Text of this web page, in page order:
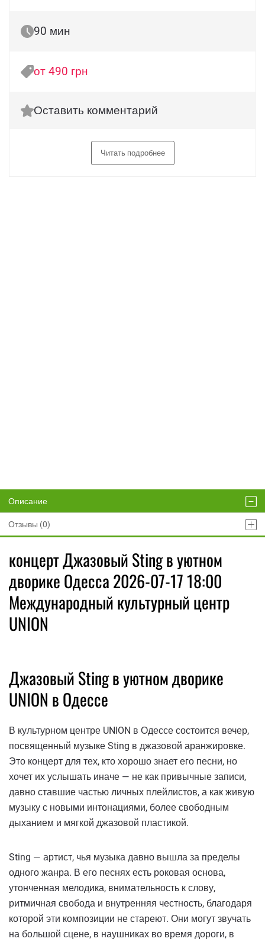
90 мин
от 490 грн
Оставить комментарий
Читать подробнее
Описание
Отзывы (0)
концерт Джазовый Sting в уютном
дворике Одесса 2026-07-17 18:00
Международный культурный центр
UNION
Джазовый Sting в уютном дворике
UNION в Одессе
В культурном центре UNION в Одессе состоится вечер,
посвященный музыке Sting в джазовой аранжировке.
Это концерт для тех, кто хорошо знает его песни, но
хочет их услышать иначе — не как привычные записи,
давно ставшие частью личных плейлистов, а как живую
музыку с новыми интонациями, более свободным
дыханием и мягкой джазовой пластикой.
Sting — артист, чья музыка давно вышла за пределы
одного жанра. В его песнях есть роковая основа,
утонченная мелодика, внимательность к слову,
ритмичная свобода и внутренняя честность, благодаря
которой эти композиции не стареют. Они могут звучать
на большой сцене, в наушниках во время дороги, в